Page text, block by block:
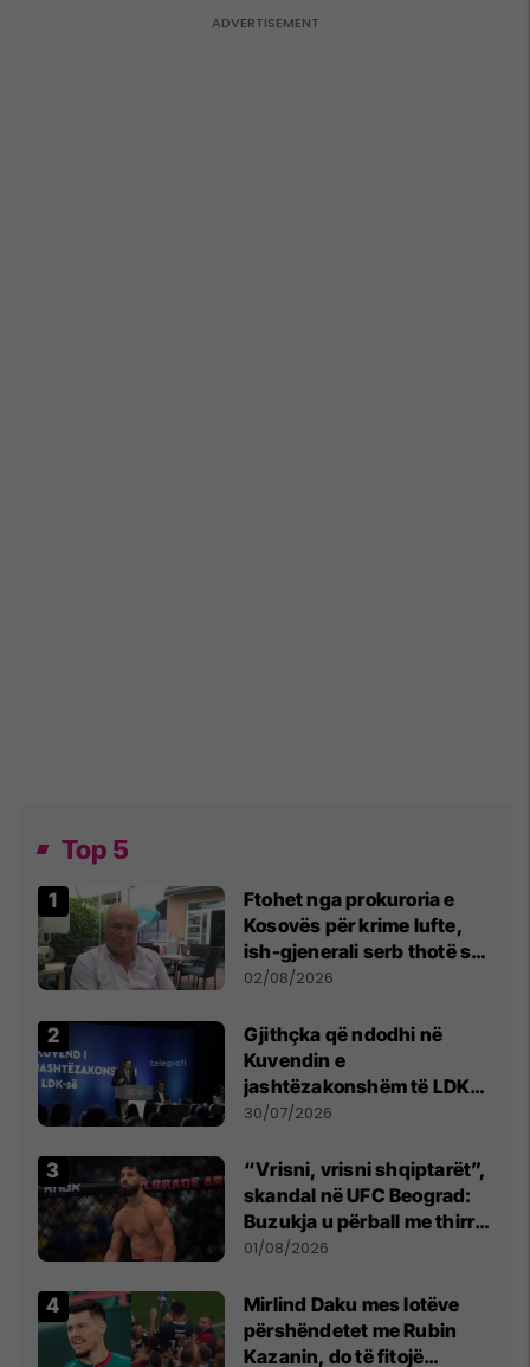
Top 5
Ftohet nga prokuroria e
Kosovës për krime lufte,
ish-gjenerali serb thotë se
dikush e tradhtoi në
02/08/2026
Gjithçka që ndodhi në
Kuvendin e
jashtëzakonshëm të LDK-
së
30/07/2026
“Vrisni, vrisni shqiptarët”,
skandal në UFC Beograd:
Buzukja u përball me thirrje
anti-shqiptare nga
01/08/2026
Mirlind Daku mes lotëve
përshëndetet me Rubin
Kazanin, do të fitojë